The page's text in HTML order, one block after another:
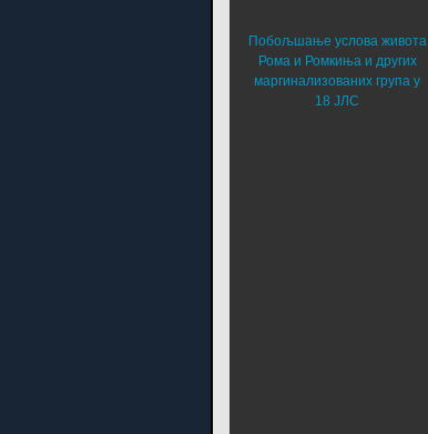
Побољшање услова живота
Рома и Ромкиња и других
маргинализованих група у
18 ЈЛС